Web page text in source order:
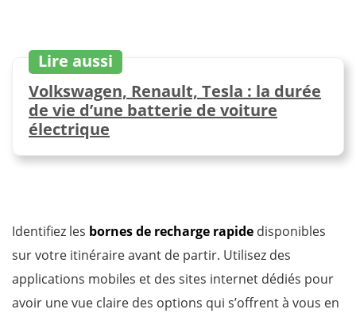
Lire aussi
Volkswagen, Renault, Tesla : la durée
de vie d’une batterie de voiture
électrique
Identifiez les bornes de recharge rapide disponibles
sur votre itinéraire avant de partir. Utilisez des
applications mobiles et des sites internet dédiés pour
avoir une vue claire des options qui s’offrent à vous en